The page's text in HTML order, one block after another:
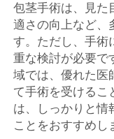
包茎手術は、見た
適さの向上など、
す。ただし、手術
重な検討が必要で
域では、優れた医
て手術を受けるこ
は、しっかりと情
ことをおすすめし